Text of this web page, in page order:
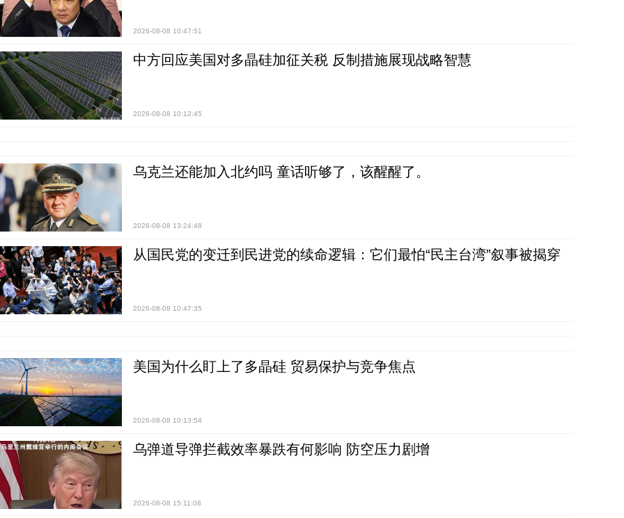
2026-08-08 10:47:51
中方回应美国对多晶硅加征关税 反制措施展现战略智慧
2026-08-08 10:12:45
乌克兰还能加入北约吗 童话听够了，该醒醒了。
2026-08-08 13:24:48
从国民党的变迁到民进党的续命逻辑：它们最怕“民主台湾”叙事被揭穿
2026-08-08 10:47:35
美国为什么盯上了多晶硅 贸易保护与竞争焦点
2026-08-08 10:13:54
乌弹道导弹拦截效率暴跌有何影响 防空压力剧增
2026-08-08 15:11:08